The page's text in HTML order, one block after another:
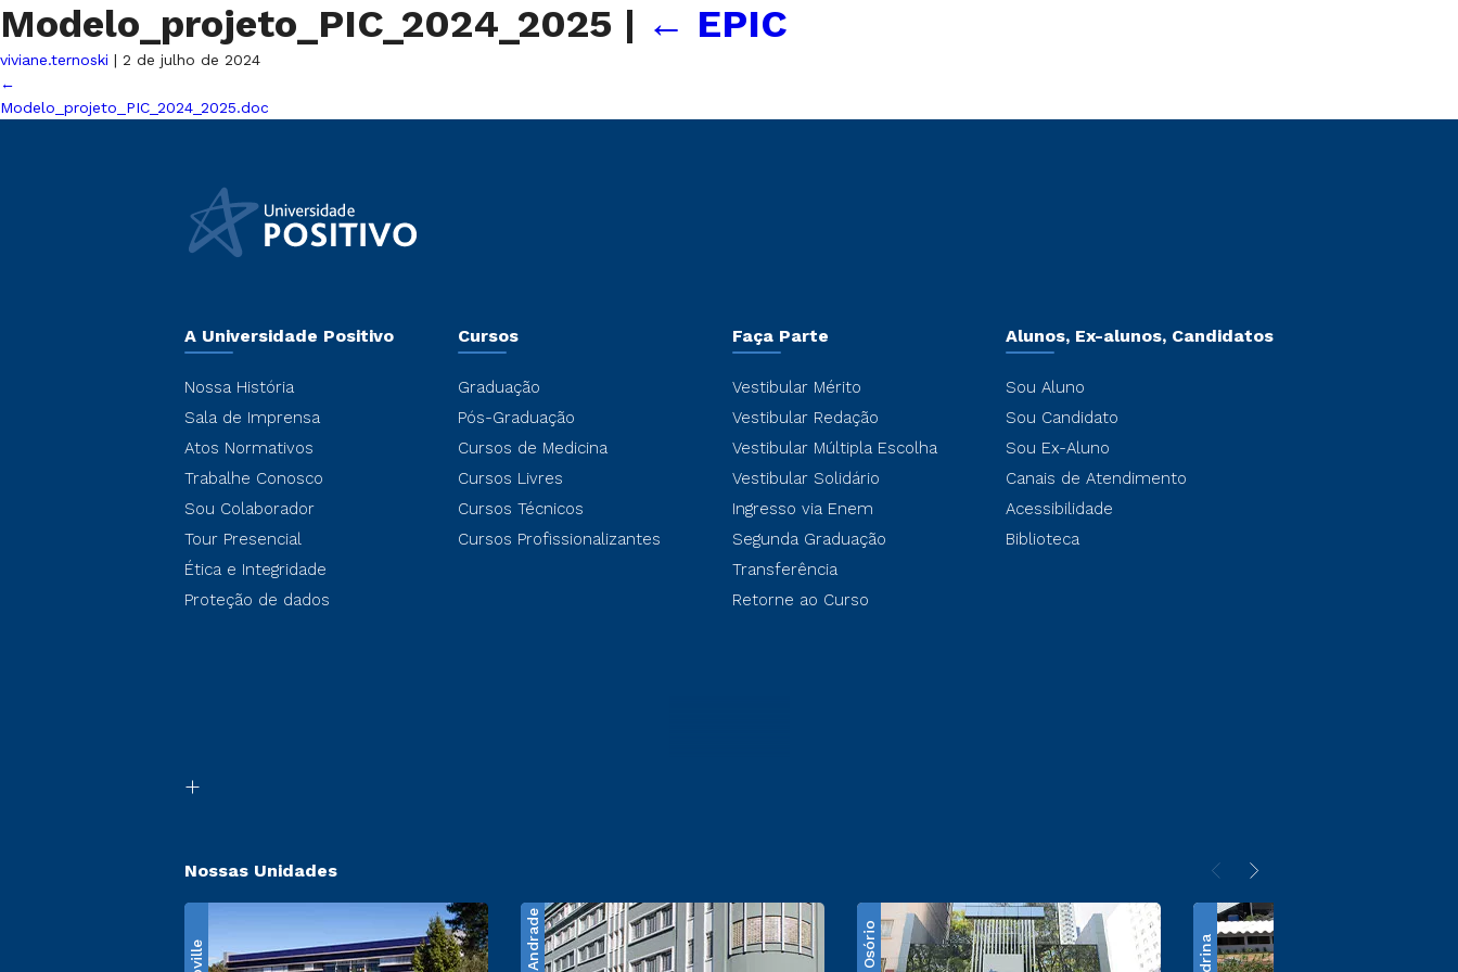
Modelo_projeto_PIC_2024_2025 | ← EPIC
viviane.ternoski | 2 de julho de 2024
←
Modelo_projeto_PIC_2024_2025.doc
A Universidade Positivo
Nossa História
Sala de Imprensa
Atos Normativos
Trabalhe Conosco
Sou Colaborador
Tour Presencial
Ética e Integridade
Proteção de dados
Cursos
Graduação
Pós-Graduação
Cursos de Medicina
Cursos Livres
Cursos Técnicos
Cursos Profissionalizantes
Faça Parte
Vestibular Mérito
Vestibular Redação
Vestibular Múltipla Escolha
Vestibular Solidário
Ingresso via Enem
Segunda Graduação
Transferência
Retorne ao Curso
Alunos, Ex-alunos, Candidatos
Sou Aluno
Sou Candidato
Sou Ex-Aluno
Canais de Atendimento
Acessibilidade
Biblioteca
Nossas Unidades